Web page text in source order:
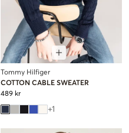
Tommy Hilfiger
COTTON CABLE SWEATER
489 kr
+1